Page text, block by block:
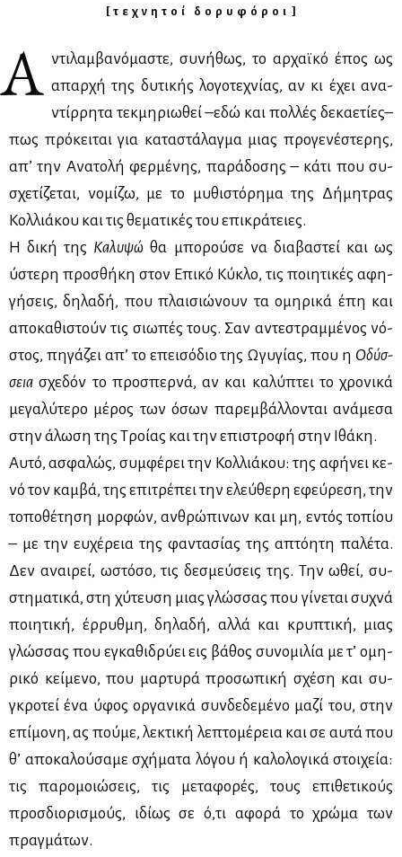
[ τ ε χ ν η τ ο ί δ ο ρ υ φ ό ρ ο ι ]
Α ντι­λαμ­βα­νό­μα­στε, συ­νή­θως, το αρ­χαϊ­κό έπος ως
απαρ­χή της δυ­τι­κής λο­γο­τε­χνί­ας, αν κι έχει ανα­
ντίρ­ρη­τα τεκ­μη­ριω­θεί –εδώ και πολ­λές δε­κα­ε­τί­ες–
πως πρό­κει­ται για κα­τα­στά­λαγ­μα μιας προ­γε­νέ­στε­ρης,
απ’ την Ανα­το­λή φερ­μέ­νης, πα­ρά­δο­σης – κά­τι που συ­
σχε­τί­ζε­ται, νο­μί­ζω, με το μυ­θι­στό­ρη­μα της Δή­μη­τρας
Κολ­λιά­κου και τις θε­μα­τι­κές του επι­κρά­τειες.
Η δι­κή της Κα­λυ­ψώ θα μπο­ρού­σε να δια­βα­στεί και ως
ύστε­ρη προ­σθή­κη στον Επι­κό Κύ­κλο, τις ποι­η­τι­κές αφη­
γή­σεις, δη­λα­δή, που πλαι­σιώ­νουν τα ομη­ρι­κά έπη και
απο­κα­θι­στούν τις σιω­πές τους. Σαν αντε­στραμ­μέ­νος νό­
στος, πη­γά­ζει απ’ το επει­σό­διο της Ωγυ­γί­ας, που η Οδύσ­
σειασχε­δόν το προ­σπερ­νά, αν και κα­λύ­πτει το χρο­νι­κά
με­γα­λύ­τε­ρο μέ­ρος των όσων πα­ρεμ­βάλ­λο­νται ανά­με­σα
στην άλω­ση της Τροί­ας και την επι­στρο­φή στην Ιθά­κη.
Αυ­τό, ασφα­λώς, συμ­φέ­ρει την Κολ­λιά­κου: της αφή­νει κε­
νό τον καμ­βά, της επι­τρέ­πει την ελεύ­θε­ρη εφεύ­ρε­ση, την
το­πο­θέ­τη­ση μορ­φών, αν­θρώ­πι­νων και μη, εντός το­πί­ου
– με την ευ­χέ­ρεια της φα­ντα­σί­ας της απτό­η­τη πα­λέ­τα.
Δεν αναι­ρεί, ωστό­σο, τις δε­σμεύ­σεις της. Την ωθεί, συ­
στη­μα­τι­κά, στη χύ­τευ­ση μιας γλώσ­σας που γί­νε­ται συ­χνά
ποι­η­τι­κή, έρ­ρυθ­μη, δη­λα­δή, αλ­λά και κρυ­πτι­κή, μιας
γλώσ­σας που εγκα­θι­δρύ­ει εις βά­θος συ­νο­μι­λία με τ’ ομη­
ρι­κό κεί­με­νο, που μαρ­τυ­ρά προ­σω­πι­κή σχέ­ση και συ­
γκρο­τεί ένα ύφος ορ­γα­νι­κά συν­δε­δε­μέ­νο μα­ζί του, στην
επί­μο­νη, ας πού­με, λε­κτι­κή λε­πτο­μέ­ρεια και σε αυ­τά που
θ’ απο­κα­λού­σα­με σχή­μα­τα λό­γου ή κα­λο­λο­γι­κά στοι­χεία:
τις πα­ρο­μοιώ­σεις, τις με­τα­φο­ρές, τους επι­θε­τι­κούς
προσ­διο­ρι­σμούς, ιδί­ως σε ό,τι αφο­ρά το χρώ­μα των
πραγ­μά­των.